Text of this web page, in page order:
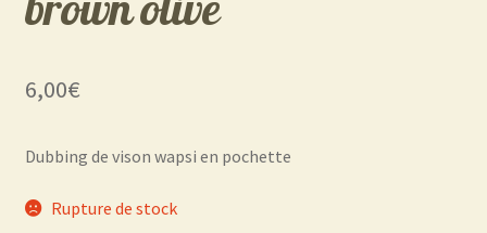
6,00€
Dubbing de vison wapsi en pochette
Rupture de stock